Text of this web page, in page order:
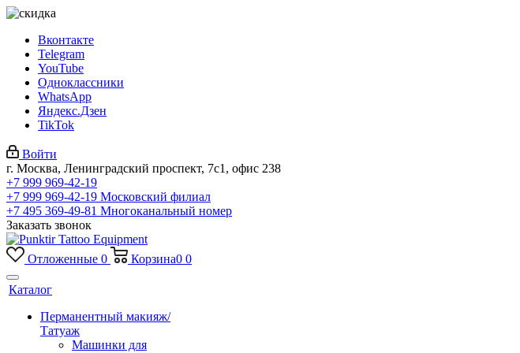
Вконтакте
Telegram
YouTube
Одноклассники
WhatsApp
Яндекс.Дзен
TikTok
Войти
г. Москва, Ленинградский проспект, 7с1, офис 238
+7 999 969-42-19
+7 999 969-42-19 Московский филиал
+7 495 369-49-81 Многоканальный номер
Заказать звонок
Отложенные 0 Корзина0 0
Каталог
Перманентный макияж/
Татуаж
Машинки для